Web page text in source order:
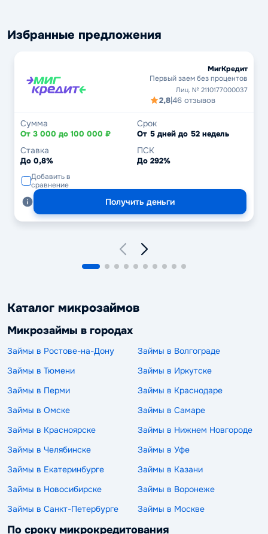
Избранные предложения
МигКредит
Первый заем без процентов
Лиц. № 2110177000037
2,8|46 отзывов
Сумма
От 3 000 до 100 000 ₽
Срок
От 5 дней до 52 недель
Ставка
До 0,8%
ПСК
До 292%
Добавить в
сравнение
Получить деньги
Каталог микрозаймов
Микрозаймы в городах
Займы в Ростове-на-Дону
Займы в Волгограде
Займы в Тюмени
Займы в Иркутске
Займы в Перми
Займы в Краснодаре
Займы в Омске
Займы в Самаре
Займы в Красноярске
Займы в Нижнем Новгороде
Займы в Челябинске
Займы в Уфе
Займы в Екатеринбурге
Займы в Казани
Займы в Новосибирске
Займы в Воронеже
Займы в Санкт-Петербурге
Займы в Москве
По сроку микрокредитования